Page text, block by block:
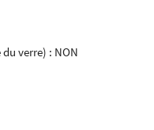
verre) : NON